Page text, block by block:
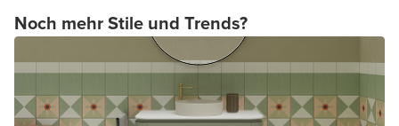
Noch mehr Stile und Trends?